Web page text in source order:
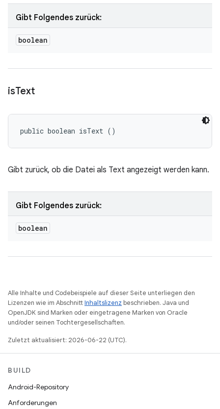
Gibt Folgendes zurück:
boolean
isText
public boolean isText ()
Gibt zurück, ob die Datei als Text angezeigt werden kann.
Gibt Folgendes zurück:
boolean
Alle Inhalte und Codebeispiele auf dieser Seite unterliegen den
Lizenzen wie im AbschnittInhaltslizenz beschrieben. Java und
OpenJDK sind Marken oder eingetragene Marken von Oracle
und/oder seinen Tochtergesellschaften.
Zuletzt aktualisiert: 2026-06-22 (UTC).
BUILD
Android-Repository
Anforderungen